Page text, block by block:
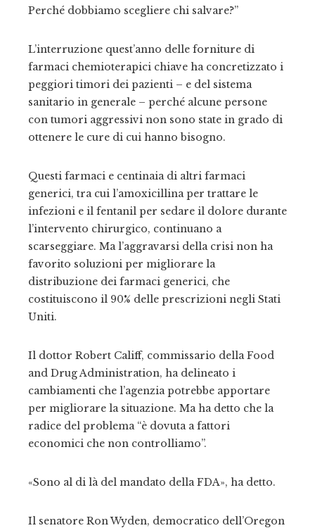
Perché dobbiamo scegliere chi salvare?”
L’interruzione quest’anno delle forniture di
farmaci chemioterapici chiave ha concretizzato i
peggiori timori dei pazienti – e del sistema
sanitario in generale – perché alcune persone
con tumori aggressivi non sono state in grado di
ottenere le cure di cui hanno bisogno.
Questi farmaci e centinaia di altri farmaci
generici, tra cui l’amoxicillina per trattare le
infezioni e il fentanil per sedare il dolore durante
l’intervento chirurgico, continuano a
scarseggiare. Ma l’aggravarsi della crisi non ha
favorito soluzioni per migliorare la
distribuzione dei farmaci generici, che
costituiscono il 90% delle prescrizioni negli Stati
Uniti.
Il dottor Robert Califf, commissario della Food
and Drug Administration, ha delineato i
cambiamenti che l’agenzia potrebbe apportare
per migliorare la situazione. Ma ha detto che la
radice del problema “è dovuta a fattori
economici che non controlliamo”.
«Sono al di là del mandato della FDA», ha detto.
Il senatore Ron Wyden, democratico dell’Oregon